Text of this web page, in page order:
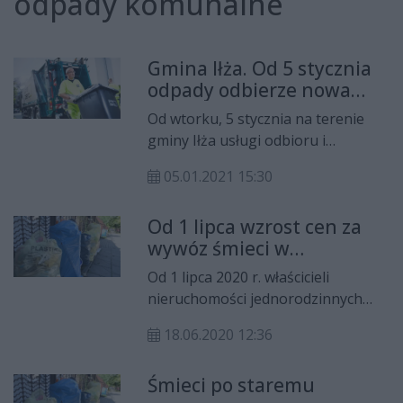
Gmina Iłża. Od 5 stycznia
odpady odbierze nowa
firma
Od wtorku, 5 stycznia na terenie
gminy Iłża usługi odbioru i
komunalnych zaczęła świadczyć
05.01.2021 15:30
Od 1 lipca wzrost cen za
wywóz śmieci w
zabudowie jednorodzinnej
Od 1 lipca 2020 r. właścicieli
nieruchomości jednorodzinnych
opłaty za gospodarowanie
18.06.2020 12:36
Śmieci po staremu